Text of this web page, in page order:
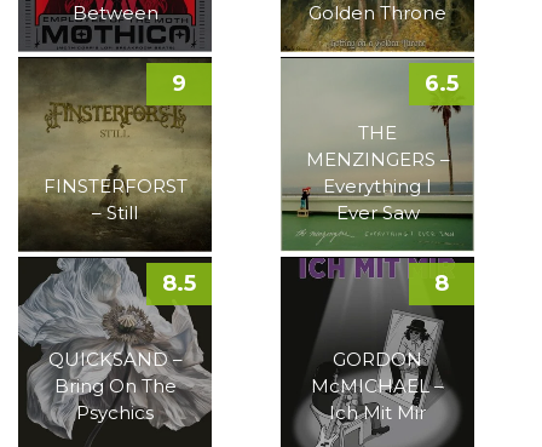
Between
Golden Throne
FINSTERFORST
– Still
9
THE
MENZINGERS –
Everything I
Ever Saw
6.5
QUICKSAND –
Bring On The
Psychics
8.5
GORDON
McMICHAEL –
Ich Mit Mir
8